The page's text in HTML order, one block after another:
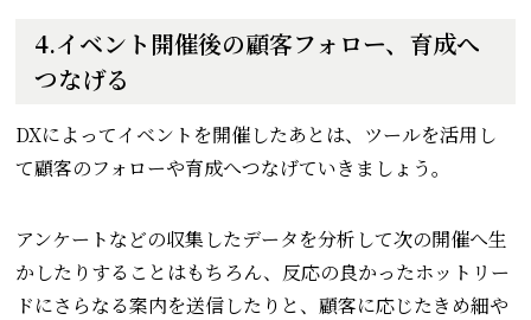
4.イベント開催後の顧客フォロー、育成へ
つなげる
DXによってイベントを開催したあとは、ツールを活用し
て顧客のフォローや育成へつなげていきましょう。
アンケートなどの収集したデータを分析して次の開催へ生
かしたりすることはもちろん、反応の良かったホットリー
ドにさらなる案内を送信したりと、顧客に応じたきめ細や